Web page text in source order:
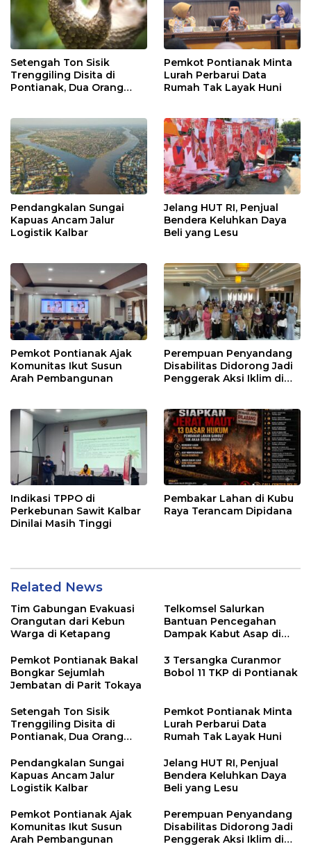
Setengah Ton Sisik
Trenggiling Disita di
Pontianak, Dua Orang
Pemkot Pontianak Minta
Lurah Perbarui Data
Rumah Tak Layak Huni
Pendangkalan Sungai
Kapuas Ancam Jalur
Logistik Kalbar
Jelang HUT RI, Penjual
Bendera Keluhkan Daya
Beli yang Lesu
Pemkot Pontianak Ajak
Komunitas Ikut Susun
Arah Pembangunan
Perempuan Penyandang
Disabilitas Didorong Jadi
Penggerak Aksi Iklim di
Indikasi TPPO di
Perkebunan Sawit Kalbar
Dinilai Masih Tinggi
Pembakar Lahan di Kubu
Raya Terancam Dipidana
Related News
Tim Gabungan Evakuasi
Orangutan dari Kebun
Warga di Ketapang
Telkomsel Salurkan
Bantuan Pencegahan
Dampak Kabut Asap di
Pemkot Pontianak Bakal
Bongkar Sejumlah
Jembatan di Parit Tokaya
3 Tersangka Curanmor
Bobol 11 TKP di Pontianak
Setengah Ton Sisik
Trenggiling Disita di
Pontianak, Dua Orang
Pemkot Pontianak Minta
Lurah Perbarui Data
Rumah Tak Layak Huni
Pendangkalan Sungai
Kapuas Ancam Jalur
Logistik Kalbar
Jelang HUT RI, Penjual
Bendera Keluhkan Daya
Beli yang Lesu
Pemkot Pontianak Ajak
Komunitas Ikut Susun
Arah Pembangunan
Perempuan Penyandang
Disabilitas Didorong Jadi
Penggerak Aksi Iklim di